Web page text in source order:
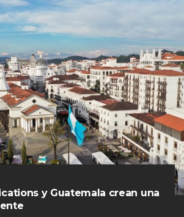
y Guatemala crean una